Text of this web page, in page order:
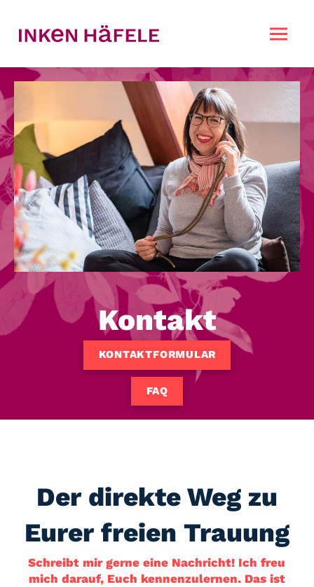
Kontakt
KONTAKTFORMULAR
FAQ
Der direkte Weg zu
Eurer freien Trauung
Schreibt mir gerne eine Nachricht! Ich freu
mich darauf, Euch kennenzulernen. Das ist